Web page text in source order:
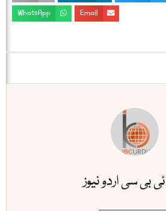
Email
WhatsApp
بی سی اردو نیوز